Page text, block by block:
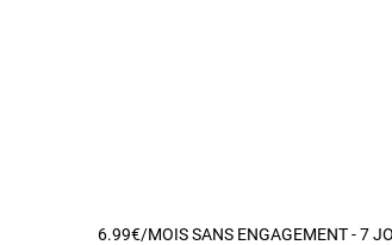
6.99€/MOIS SANS ENGAGEMENT - 7